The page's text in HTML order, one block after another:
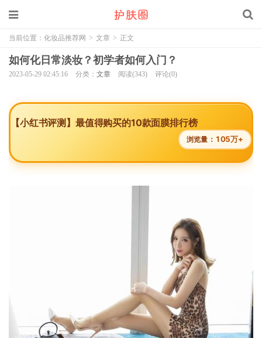
当前位置： 化妆品推荐网 > 文章 > 正文
如何化日常淡妆？初学者如何入门？
2023-05-29 02:45:16 分类： 文章 阅读(343) 评论(0)
【小红书评测】最值得购买的10款面膜排行榜
浏览量： 105万+